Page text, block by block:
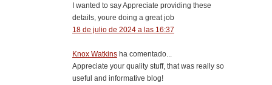
I wanted to say Appreciate providing these
details, youre doing a great job
18 de julio de 2024 a las 16:37
Knox Watkins ha comentado...
Appreciate your quality stuff, that was really so
useful and informative blog!